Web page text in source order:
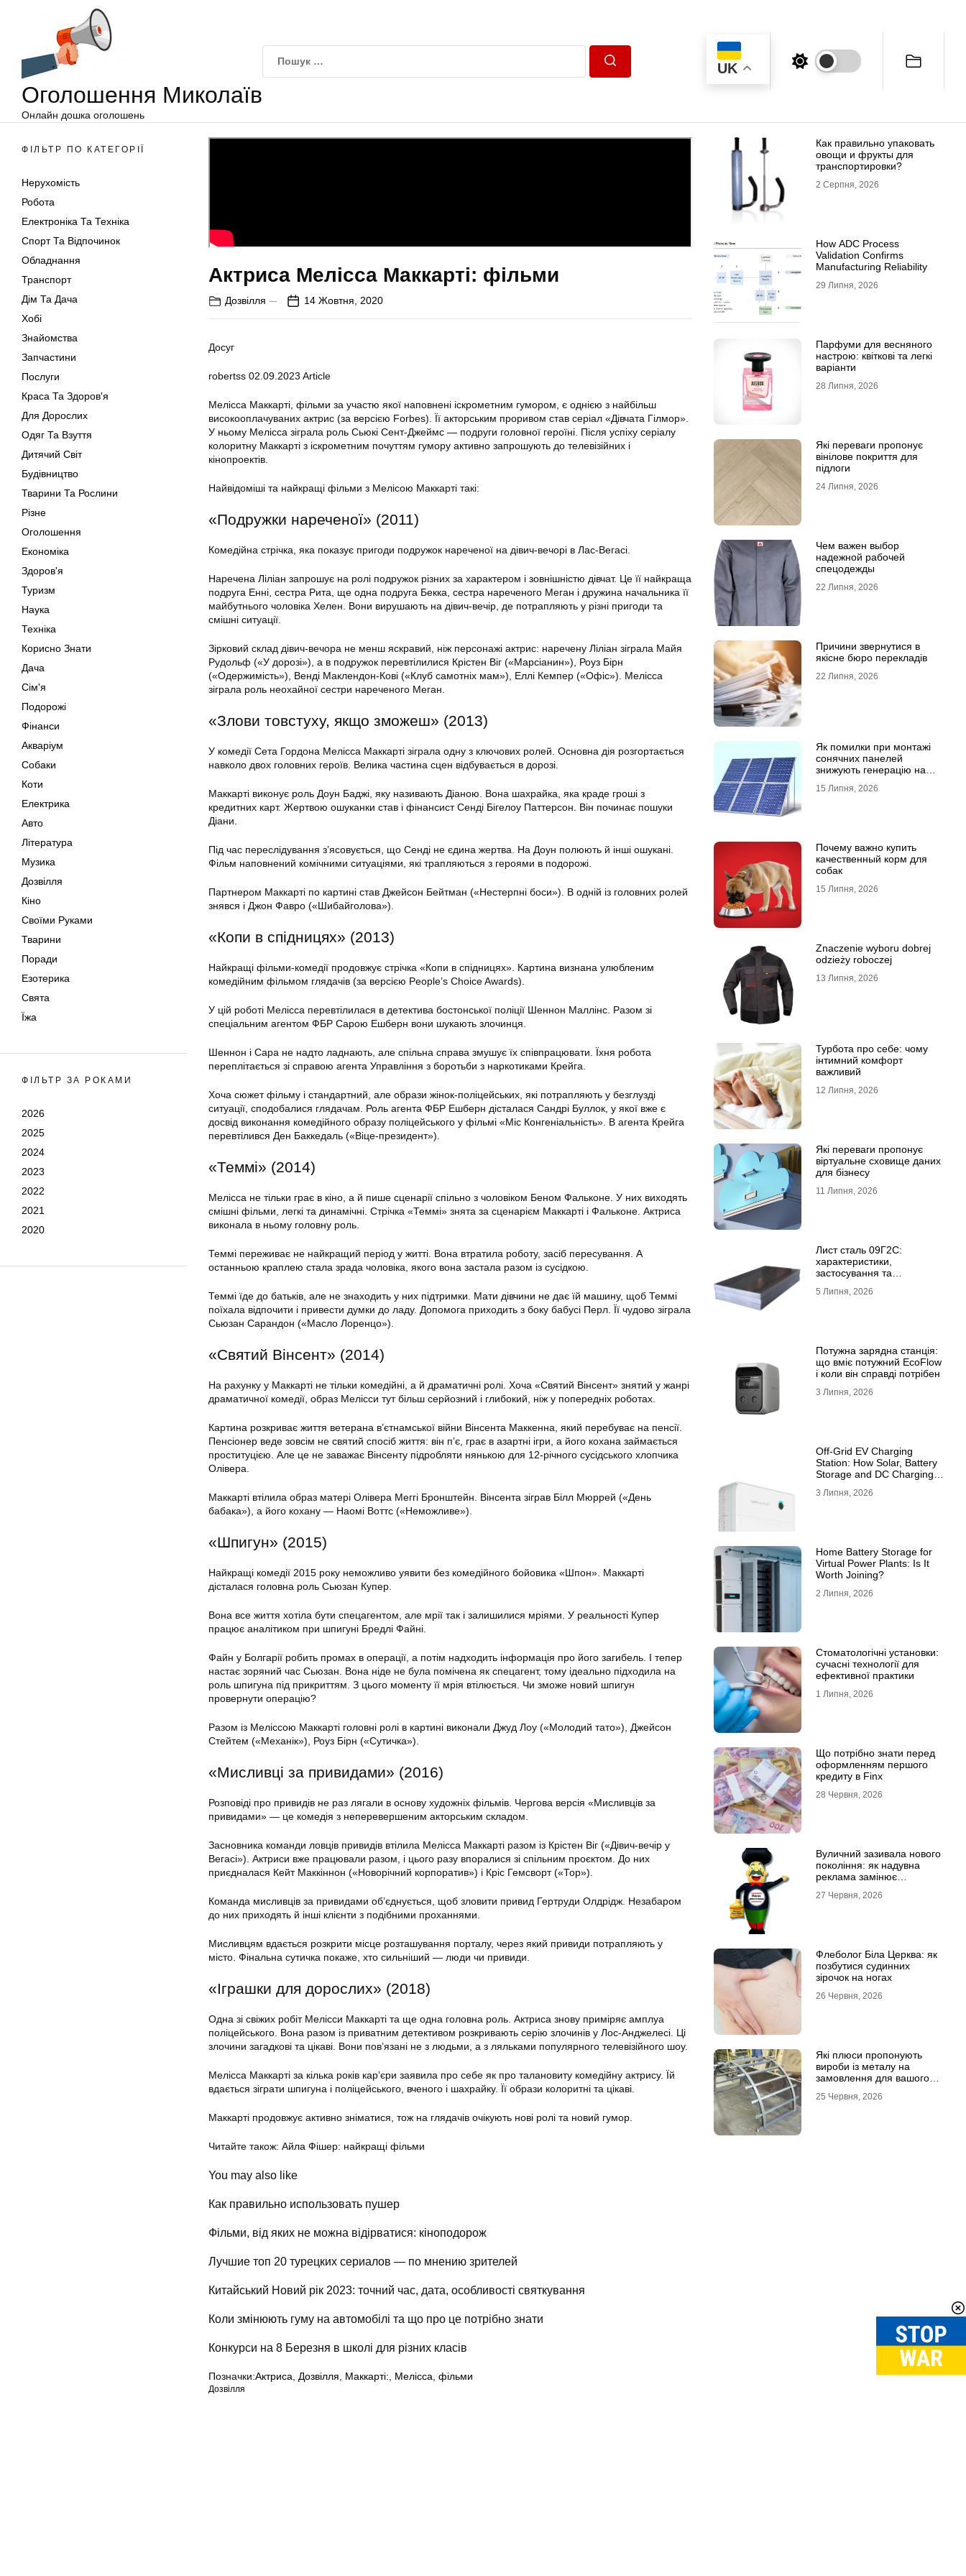
Оголошення Миколаїв
Онлайн дошка оголошень
UK
ФІЛЬТР ПО КАТЕГОРІЇ
Нерухомість
Робота
Електроніка Та Техніка
Спорт Та Відпочинок
Обладнання
Транспорт
Дім Та Дача
Хобі
Знайомства
Запчастини
Послуги
Краса Та Здоров'я
Для Дорослих
Одяг Та Взуття
Дитячий Світ
Будівництво
Тварини Та Рослини
Різне
Оголошення
Економіка
Здоров'я
Туризм
Наука
Техніка
Корисно Знати
Дача
Сім'я
Подорожі
Фінанси
Акваріум
Собаки
Коти
Електрика
Авто
Література
Музика
Дозвілля
Кіно
Своїми Руками
Тварини
Поради
Езотерика
Свята
Їжа
ФІЛЬТР ЗА РОКАМИ
2026
2025
2024
2023
2022
2021
2020
Актриса Мелісса Маккарті: фільми
Дозвілля 14 Жовтня, 2020
Досуг
robertss 02.09.2023 Article
Мелісса Маккарті, фільми за участю якої наповнені іскрометним гумором, є однією з найбільш
високооплачуваних актрис (за версією Forbes). Її акторським проривом став серіал «Дівчата Гілмор».
У ньому Мелісса зіграла роль Сьюкі Сент-Джеймс — подруги головної героїні. Після успіху серіалу
колоритну Маккарті з іскрометним почуттям гумору активно запрошують до телевізійних і
кінопроектів.
Найвідоміші та найкращі фільми з Мелісою Маккарті такі:
«Подружки нареченої» (2011)
Комедійна стрічка, яка показує пригоди подружок нареченої на дівич-вечорі в Лас-Вегасі.
Наречена Ліліан запрошує на ролі подружок різних за характером і зовнішністю дівчат. Це її найкраща
подруга Енні, сестра Рита, ще одна подруга Бекка, сестра нареченого Меган і дружина начальника її
майбутнього чоловіка Хелен. Вони вирушають на дівич-вечір, де потрапляють у різні пригоди та
смішні ситуації.
Зірковий склад дівич-вечора не менш яскравий, ніж персонажі актрис: наречену Ліліан зіграла Майя
Рудольф («У дорозі»), а в подружок перевтілилися Крістен Віг («Марсіанин»), Роуз Бірн
(«Одержимість»), Венді Маклендон-Кові («Клуб самотніх мам»), Еллі Кемпер («Офіс»). Мелісса
зіграла роль неохайної сестри нареченого Меган.
«Злови товстуху, якщо зможеш» (2013)
У комедії Сета Гордона Мелісса Маккарті зіграла одну з ключових ролей. Основна дія розгортається
навколо двох головних героїв. Велика частина сцен відбувається в дорозі.
Маккарті виконує роль Доун Баджі, яку називають Діаною. Вона шахрайка, яка краде гроші з
кредитних карт. Жертвою ошуканки став і фінансист Сенді Бігелоу Паттерсон. Він починає пошуки
Діани.
Під час переслідування з’ясовується, що Сенді не єдина жертва. На Доун полюють й інші ошукані.
Фільм наповнений комічними ситуаціями, які трапляються з героями в подорожі.
Партнером Маккарті по картині став Джейсон Бейтман («Нестерпні боси»). В одній із головних ролей
знявся і Джон Фавро («Шибайголова»).
«Копи в спідницях» (2013)
Найкращі фільми-комедії продовжує стрічка «Копи в спідницях». Картина визнана улюбленим
комедійним фільмом глядачів (за версією People’s Choice Awards).
У цій роботі Мелісса перевтілилася в детектива бостонської поліції Шеннон Маллінс. Разом зі
спеціальним агентом ФБР Сарою Ешберн вони шукають злочинця.
Шеннон і Сара не надто ладнають, але спільна справа змушує їх співпрацювати. Їхня робота
переплітається зі справою агента Управління з боротьби з наркотиками Крейга.
Хоча сюжет фільму і стандартний, але образи жінок-поліцейських, які потрапляють у безглузді
ситуації, сподобалися глядачам. Роль агента ФБР Ешберн дісталася Сандрі Буллок, у якої вже є
досвід виконання комедійного образу поліцейського у фільмі «Міс Конгеніальність». В агента Крейга
перевтілився Ден Баккедаль («Віце-президент»).
«Теммі» (2014)
Мелісса не тільки грає в кіно, а й пише сценарії спільно з чоловіком Беном Фальконе. У них виходять
смішні фільми, легкі та динамічні. Стрічка «Теммі» знята за сценарієм Маккарті і Фальконе. Актриса
виконала в ньому головну роль.
Теммі переживає не найкращий період у житті. Вона втратила роботу, засіб пересування. А
останньою краплею стала зрада чоловіка, якого вона застала разом із сусідкою.
Теммі їде до батьків, але не знаходить у них підтримки. Мати дівчини не дає їй машину, щоб Теммі
поїхала відпочити і привести думки до ладу. Допомога приходить з боку бабусі Перл. Її чудово зіграла
Сьюзан Сарандон («Масло Лоренцо»).
«Святий Вінсент» (2014)
На рахунку у Маккарті не тільки комедійні, а й драматичні ролі. Хоча «Святий Вінсент» знятий у жанрі
драматичної комедії, образ Мелісси тут більш серйозний і глибокий, ніж у попередніх роботах.
Картина розкриває життя ветерана в’єтнамської війни Вінсента Маккенна, який перебуває на пенсії.
Пенсіонер веде зовсім не святий спосіб життя: він п’є, грає в азартні ігри, а його кохана займається
проституцією. Але це не заважає Вінсенту підробляти нянькою для 12-річного сусідського хлопчика
Олівера.
Маккарті втілила образ матері Олівера Меггі Бронштейн. Вінсента зіграв Білл Мюррей («День
бабака»), а його кохану — Наомі Воттс («Неможливе»).
«Шпигун» (2015)
Найкращі комедії 2015 року неможливо уявити без комедійного бойовика «Шпон». Маккарті
дісталася головна роль Сьюзан Купер.
Вона все життя хотіла бути спецагентом, але мрії так і залишилися мріями. У реальності Купер
працює аналітиком при шпигуні Бредлі Файні.
Файн у Болгарії робить промах в операції, а потім надходить інформація про його загибель. І тепер
настає зоряний час Сьюзан. Вона ніде не була помічена як спецагент, тому ідеально підходила на
роль шпигуна під прикриттям. З цього моменту її мрія втілюється. Чи зможе новий шпигун
провернути операцію?
Разом із Меліссою Маккарті головні ролі в картині виконали Джуд Лоу («Молодий тато»), Джейсон
Стейтем («Механік»), Роуз Бірн («Сутичка»).
«Мисливці за привидами» (2016)
Розповіді про привидів не раз лягали в основу художніх фільмів. Чергова версія «Мисливців за
привидами» — це комедія з неперевершеним акторським складом.
Засновника команди ловців привидів втілила Мелісса Маккарті разом із Крістен Віг («Дівич-вечір у
Вегасі»). Актриси вже працювали разом, і цього разу впоралися зі спільним проєктом. До них
приєдналася Кейт Маккіннон («Новорічний корпоратив») і Кріс Гемсворт («Тор»).
Команда мисливців за привидами об’єднується, щоб зловити привид Гертруди Олдрідж. Незабаром
до них приходять й інші клієнти з подібними проханнями.
Мисливцям вдається розкрити місце розташування порталу, через який привиди потрапляють у
місто. Фінальна сутичка покаже, хто сильніший — люди чи привиди.
«Іграшки для дорослих» (2018)
Одна зі свіжих робіт Мелісси Маккарті та ще одна головна роль. Актриса знову приміряє амплуа
поліцейського. Вона разом із приватним детективом розкривають серію злочинів у Лос-Анджелесі. Ці
злочини загадкові та цікаві. Вони пов’язані не з людьми, а з ляльками популярного телевізійного шоу.
Мелісса Маккарті за кілька років кар’єри заявила про себе як про талановиту комедійну актрису. Їй
вдається зіграти шпигуна і поліцейського, вченого і шахрайку. Її образи колоритні та цікаві.
Маккарті продовжує активно зніматися, тож на глядачів очікують нові ролі та новий гумор.
Читайте також: Айла Фішер: найкращі фільми
You may also like
Как правильно использовать пушер
Фільми, від яких не можна відірватися: кіноподорож
Лучшие топ 20 турецких сериалов — по мнению зрителей
Китайський Новий рік 2023: точний час, дата, особливості святкування
Коли змінюють гуму на автомобілі та що про це потрібно знати
Конкурси на 8 Березня в школі для різних класів
Позначки:Актриса Дозвілля Маккарті: Мелісса фільми
Дозвілля
Как правильно упаковать
овощи и фрукты для
транспортировки?
2 Серпня, 2026
How ADC Process
Validation Confirms
Manufacturing Reliability
29 Липня, 2026
Парфуми для весняного
настрою: квіткові та легкі
варіанти
28 Липня, 2026
Які переваги пропонує
вінілове покриття для
підлоги
24 Липня, 2026
Чем важен выбор
надежной рабочей
спецодежды
22 Липня, 2026
Причини звернутися в
якісне бюро перекладів
22 Липня, 2026
Як помилки при монтажі
сонячних панелей
знижують генерацію на
15 Липня, 2026
Почему важно купить
качественный корм для
собак
15 Липня, 2026
Znaczenie wyboru dobrej
odzieży roboczej
13 Липня, 2026
Турбота про себе: чому
інтимний комфорт
важливий
12 Липня, 2026
Які переваги пропонує
віртуальне сховище даних
для бізнесу
11 Липня, 2026
Лист сталь 09Г2С:
характеристики,
застосування та
10ХСНД
5 Липня, 2026
Потужна зарядна станція:
що вміє потужний EcoFlow
і коли він справді потрібен
3 Липня, 2026
Off-Grid EV Charging
Station: How Solar, Battery
Storage and DC Charging
3 Липня, 2026
Home Battery Storage for
Virtual Power Plants: Is It
Worth Joining?
2 Липня, 2026
Стоматологічні установки:
сучасні технології для
ефективної практики
1 Липня, 2026
Що потрібно знати перед
оформленням першого
кредиту в Finx
28 Червня, 2026
Вуличний зазивала нового
покоління: як надувна
реклама замінює
витрати
27 Червня, 2026
Флеболог Біла Церква: як
позбутися судинних
зірочок на ногах
26 Червня, 2026
Які плюси пропонують
вироби із металу на
замовлення для вашого
25 Червня, 2026